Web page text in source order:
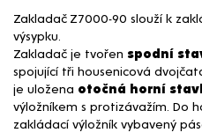
Zakladač Z7000-90 slouží k
výsypku.
Zakladač je tvořen spodní
spojující tři housenicová
je uložena otočná horní
výložníkem s protizávažím. Do
zakládací výložník vybavený